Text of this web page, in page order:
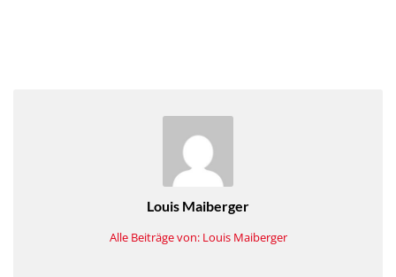
Louis Maiberger
Alle Beiträge von: Louis Maiberger